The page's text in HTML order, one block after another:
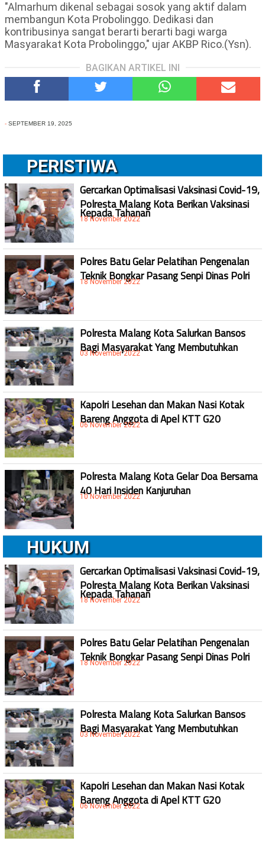
"Almarhum dikenal sebagai sosok yang aktif dalam
membangun Kota Probolinggo. Dedikasi dan
kontribusinya sangat berarti berarti bagi warga
Masyarakat Kota Probolinggo," ujar AKBP Rico.(Ysn).
BAGIKAN ARTIKEL INI
- SEPTEMBER 19, 2025
PERISTIWA
Gercarkan Optimalisasi Vaksinasi Covid-19,
Polresta Malang Kota Berikan Vaksinasi
Kepada Tahanan
18 November 2022
Polres Batu Gelar Pelatihan Pengenalan
Teknik Bongkar Pasang Senpi Dinas Polri
18 November 2022
Polresta Malang Kota Salurkan Bansos
Bagi Masyarakat Yang Membutuhkan
03 November 2022
Kapolri Lesehan dan Makan Nasi Kotak
Bareng Anggota di Apel KTT G20
06 November 2022
Polresta Malang Kota Gelar Doa Bersama
40 Hari Insiden Kanjuruhan
10 November 2022
HUKUM
Gercarkan Optimalisasi Vaksinasi Covid-19,
Polresta Malang Kota Berikan Vaksinasi
Kepada Tahanan
18 November 2022
Polres Batu Gelar Pelatihan Pengenalan
Teknik Bongkar Pasang Senpi Dinas Polri
18 November 2022
Polresta Malang Kota Salurkan Bansos
Bagi Masyarakat Yang Membutuhkan
03 November 2022
Kapolri Lesehan dan Makan Nasi Kotak
Bareng Anggota di Apel KTT G20
06 November 2022